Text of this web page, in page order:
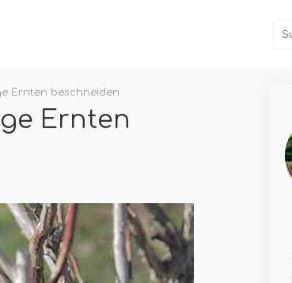
Ernten beschneiden
Ernten